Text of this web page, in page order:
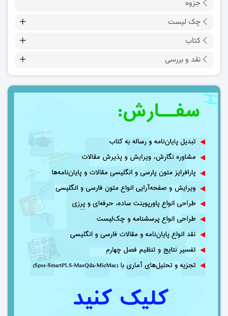
جزوه
چک لیست
کتاب
نقد و بررسی